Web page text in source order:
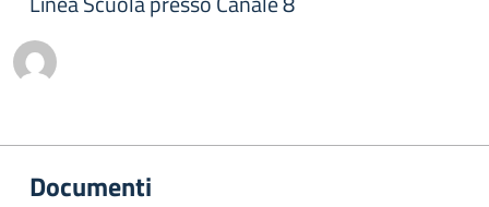
Documenti